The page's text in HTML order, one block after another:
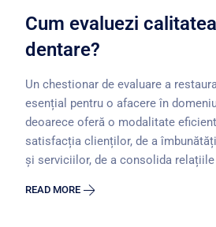
Cum evaluezi
dentare?
Un chestionar de evaluare a
esențial pentru o afacere în
deoarece oferă o modalitate
satisfacția clienților, de a
și serviciilor, de a consolida
READ MORE